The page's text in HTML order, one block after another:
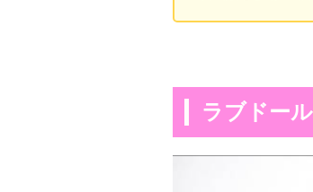
ラブドー